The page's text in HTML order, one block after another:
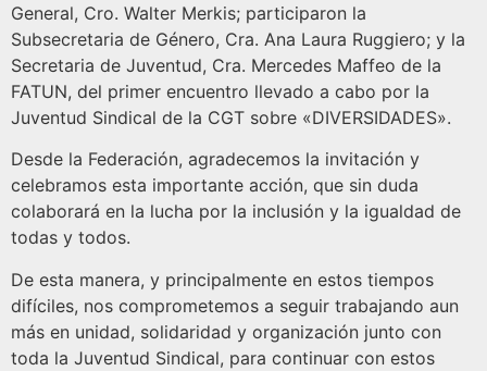
General, Cro. Walter Merkis; participaron la
Subsecretaria de Género, Cra. Ana Laura Ruggiero; y la
Secretaria de Juventud, Cra. Mercedes Maffeo de la
FATUN, del primer encuentro llevado a cabo por la
Juventud Sindical de la CGT sobre «DIVERSIDADES».
Desde la Federación, agradecemos la invitación y
celebramos esta importante acción, que sin duda
colaborará en la lucha por la inclusión y la igualdad de
todas y todos.
De esta manera, y principalmente en estos tiempos
difíciles, nos comprometemos a seguir trabajando aun
más en unidad, solidaridad y organización junto con
toda la Juventud Sindical, para continuar con estos